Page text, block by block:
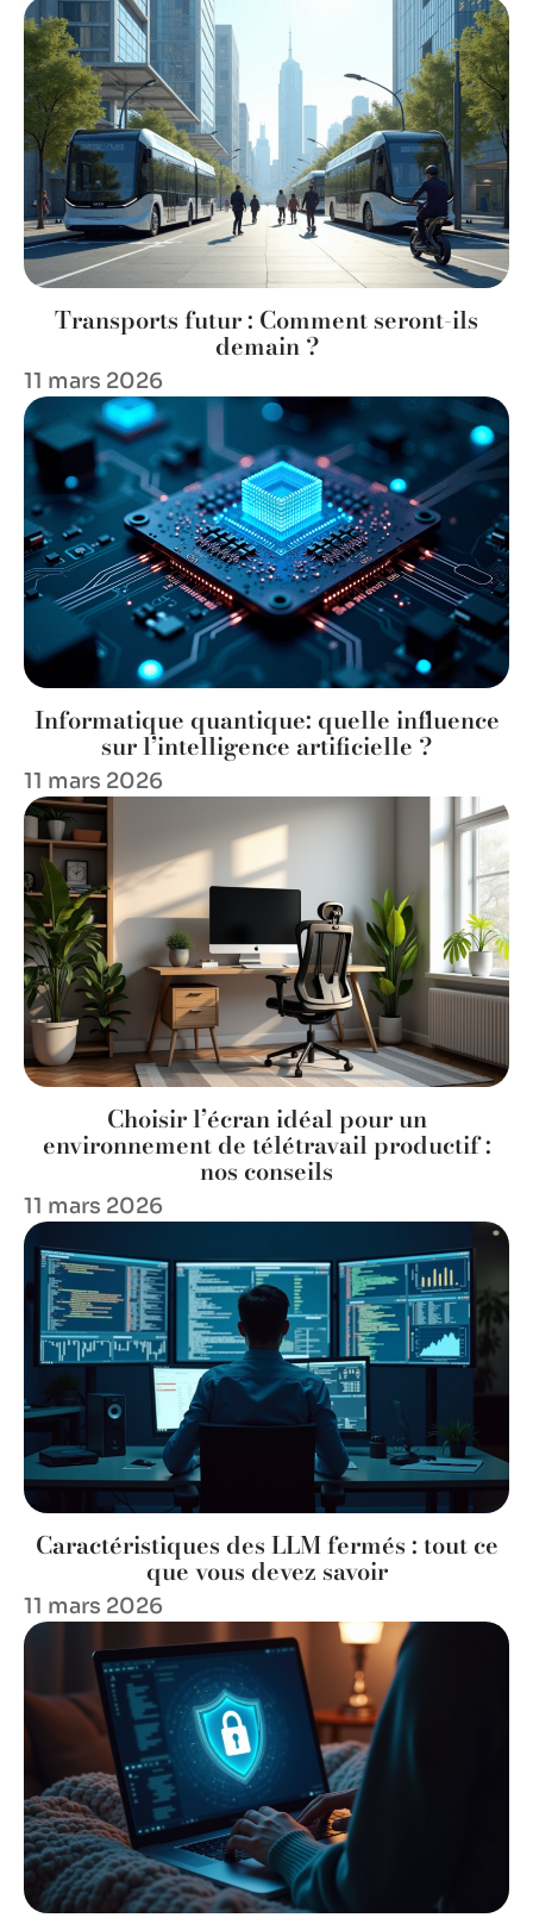
Transports futur : Comment seront-ils
demain ?
11 mars 2026
Informatique quantique: quelle influence
sur l’intelligence artificielle ?
11 mars 2026
Choisir l’écran idéal pour un
environnement de télétravail productif :
nos conseils
11 mars 2026
Caractéristiques des LLM fermés : tout ce
que vous devez savoir
11 mars 2026